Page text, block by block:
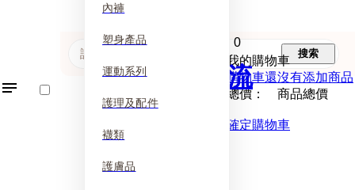
內褲
塑身產品
運動系列
護理及配件
襪類
護膚品
0
我的購物車
購物車還沒有添加商品
總價： 商品總價
確定購物車
搜索